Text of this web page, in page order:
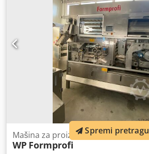
Mašina za proizvodnju kifli (peciva)
WP Formprofi
Spremi pretragu